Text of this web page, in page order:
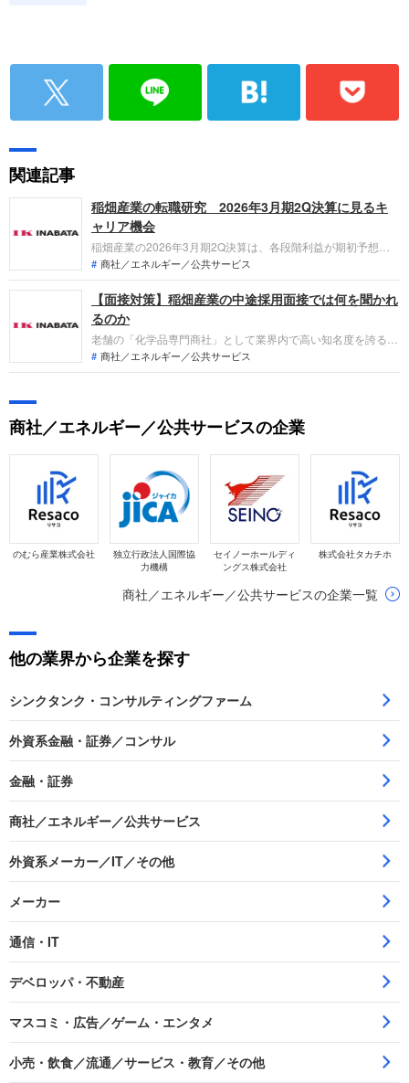
関連記事
稲畑産業の転職研究 2026年3月期2Q決算に見るキ
ャリア機会
稲畑産業の2026年3月期2Q決算は、各段階利益が期初予想を
上回り順調に推移しています。食のバリューチェーンを強化す
る佐藤園の新規連結や、コンパウンド事業の高度化を推進。長
期ビジョン達成に向けたグローバル展開加速の中で、「商社×
製造」の複合機能で貢献できるフィールドを整理します。
商社／エネルギー／公共サービス
【面接対策】稲畑産業の中途採用面接では何を聞かれ
るのか
老舗の「化学品専門商社」として業界内で高い知名度を誇る稲
畑産業への転職。採用面接は新卒の場合と違い、これまでの仕
事への取り組み方や成果を具体的に問われるほか、キャリアシ
しっかり対策をすすめましょう。
商社／エネルギー／公共サービス
商社／エネルギー／公共サービスの企業
のむら産業株式会社
独立行政法人国際協
力機構
セイノーホールディ
ングス株式会社
株式会社タカチホ
商社／エネルギー／公共サービスの企業一覧
他の業界から企業を探す
シンクタンク・コンサルティングファーム
外資系金融・証券／コンサル
金融・証券
商社／エネルギー／公共サービス
外資系メーカー／IT／その他
メーカー
通信・IT
デベロッパ・不動産
マスコミ・広告／ゲーム・エンタメ
小売・飲食／流通／サービス・教育／その他